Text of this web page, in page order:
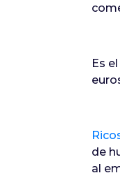
Es el
de
al